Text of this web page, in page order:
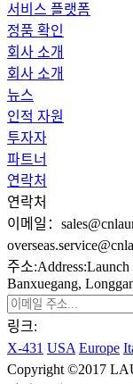
서비스 플랫폼
정품 확인
회사 소개
회사 소개
뉴스
인적 자원
투자자
파트너
연락처
연락처
이메일：
주소
Banxuegang,
링크:
X-431 USA Europe
Copyright ©2017